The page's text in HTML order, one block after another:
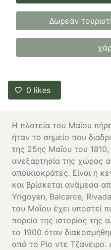
Δωρεάν
0 likes
Η πλατεία του Μαΐου
ήταν το σημείο που
της 25ης Μαΐου του
ανεξαρτησία της χώρας
αποικιοκράτες. Είναι η
και βρίσκεται ανάμεσα
Yrigoyen, Balcarce,
του Μαΐου έχει υποστεί
πορεία της ιστορίας της
το 1900 όταν
από το Ρίο ντε